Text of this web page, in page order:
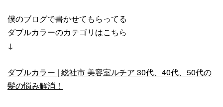
僕のブログで書かせてもらってる
ダブルカラーのカテゴリはこちら
↓
ダブルカラー | 総社市 美容室ルチア 30代、40代、50代の
髪の悩み解消！